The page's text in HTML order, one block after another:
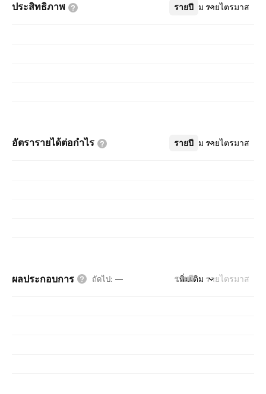
ประสิทธิภาพ รายปี รายไตรมาส
เพิ่มเติม
อัตรารายได้ต่อกำไร รายปี รายไตรมาส
เพิ่มเติม
ผลประกอบการ ถัดไป: — รายปี รายไตรมาส
เพิ่มเติม